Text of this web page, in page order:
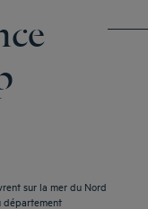
sur la mer du Nord
département